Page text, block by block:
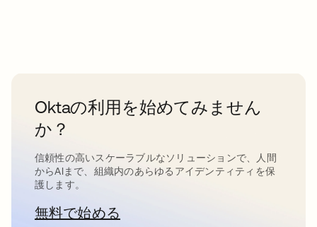
Oktaの利用を始めてみません
か？
信頼性の高いスケーラブルなソリューションで、人間
からAIまで、組織内のあらゆるアイデンティティを保
護します。
無料で始める新しいタブで開く